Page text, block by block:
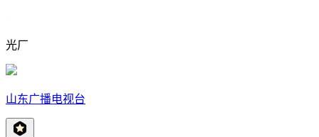
光厂
山东广播电视台